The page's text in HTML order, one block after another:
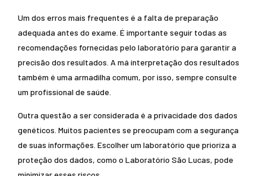
Um dos erros mais frequentes é a falta de preparação
adequada antes do exame. É importante seguir todas as
recomendações fornecidas pelo laboratório para garantir a
precisão dos resultados. A má interpretação dos resultados
também é uma armadilha comum, por isso, sempre consulte
um profissional de saúde.
Outra questão a ser considerada é a privacidade dos dados
genéticos. Muitos pacientes se preocupam com a segurança
de suas informações. Escolher um laboratório que prioriza a
proteção dos dados, como o Laboratório São Lucas, pode